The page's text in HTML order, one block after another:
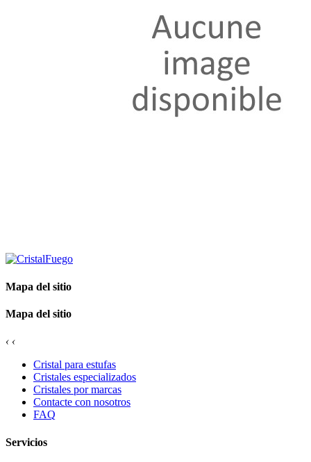
Mapa del sitio
Mapa del sitio
‹ ‹
Cristal para estufas
Cristales especializados
Cristales por marcas
Contacte con nosotros
FAQ
Servicios